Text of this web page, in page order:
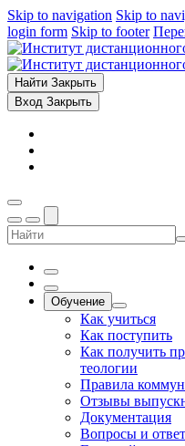
Skip to navigation Skip to
login form Skip to footer
Найти Закрыть
Вход Закрыть
Обучение
Как учиться
Как поступить
Как получить
теологии
Правила
Отзывы
Документация
Вопросы и